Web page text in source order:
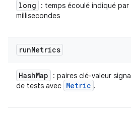
long
: temps écoulé indiqué par
millisecondes
runMetrics
HashMap
: paires clé-valeur
de tests avec Metric .